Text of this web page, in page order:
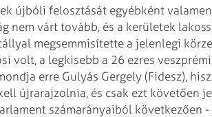
újbóli felosztását egyébként
nem várt tovább, és a kerületek
megsemmisítette a jelenlegi
volt, a legkisebb a 26 ezres
erre Gulyás Gergely (Fidesz),
újrarajzolnia, és csak ezt követően
számarányaiból következően